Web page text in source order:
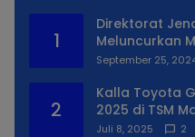
1
Direktorat
Meluncurkan
Simulator
September 25,
2
Kalla Toyota
2025 di TSM
Spesial
Juli 8, 2025 2